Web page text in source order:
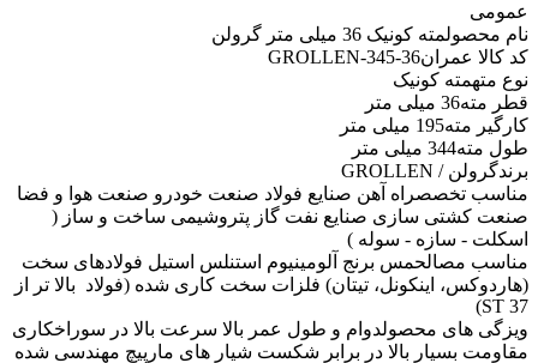
عمومی
نام محصولمته کونیک 36 میلی متر گرولن
کد کالا عمرانGROLLEN-345-36
نوع متهمته کونیک
قطر مته36 میلی متر
کارگیر مته195 میلی متر
طول مته344 میلی متر
برندگرولن / GROLLEN
مناسب تخصصراه آهن صنایع فولاد صنعت خودرو صنعت هوا و فضا
صنعت کشتی سازی صنایع نفت گاز پتروشیمی ساخت و ساز (
اسکلت - سازه - سوله )
مناسب مصالحمس برنج آلومینیوم استنلس استیل فولادهای سخت
(هاردوکس، اینکونل، تیتان) فلزات سخت کاری شده (فولاد بالا تر از
ST 37)
ویزگی های محصولدوام و طول عمر بالا سرعت بالا در سوراخکاری
مقاومت بسیار بالا در برابر شکست شیار های مارپیچ مهندسی شده